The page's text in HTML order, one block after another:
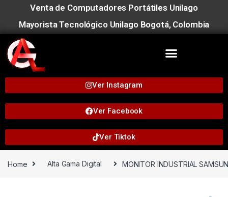
Venta de Computadores Portátiles Unilago
Mayorista Tecnológico Unilago Bogotá, Colombia
Ver Instagram
Ver Facebook
Ver Tiktok
Home Alta Gama Digital MONITOR INDUSTRIAL